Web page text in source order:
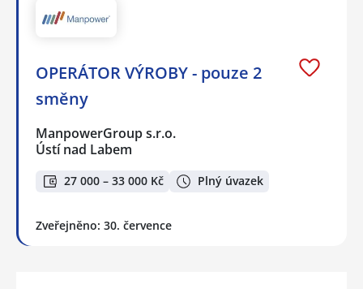
OPERÁTOR VÝROBY - pouze 2
směny
ManpowerGroup s.r.o.
Ústí nad Labem
27 000 – 33 000 Kč Plný úvazek
Zveřejněno: 30. července